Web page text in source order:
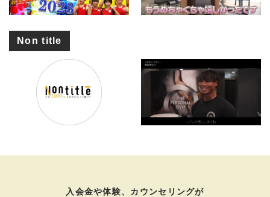
Non title
入会金や体験、カウンセリングが